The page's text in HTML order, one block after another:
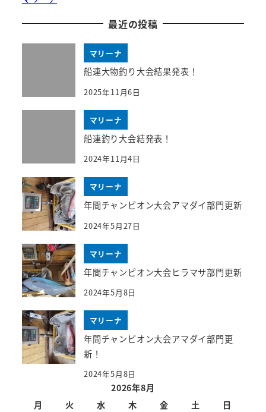
最近の投稿
マリーナ
船連大物釣り大会結果発表！
2025年11月6日
マリーナ
船連釣り大会結発表！
2024年11月4日
マリーナ
年間チャンピオン大会アマダイ部門更新
2024年5月27日
マリーナ
年間チャンピオン大会ヒラマサ部門更新
2024年5月8日
マリーナ
年間チャンピオン大会アマダイ部門更
新！
2024年5月8日
2026年8月
月
火 水 木 金 土
日